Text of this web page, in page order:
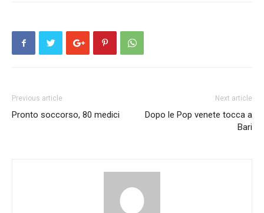
Previous article
Pronto soccorso, 80 medici
Next article
Dopo le Pop venete tocca a
Bari